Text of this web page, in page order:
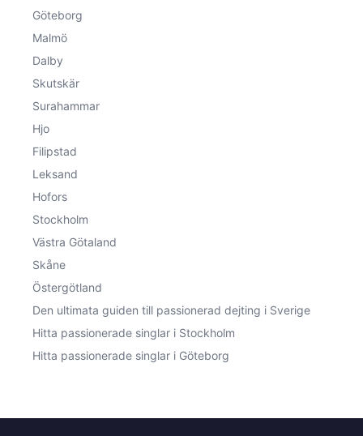
Göteborg
Malmö
Dalby
Skutskär
Surahammar
Hjo
Filipstad
Leksand
Hofors
Stockholm
Västra Götaland
Skåne
Östergötland
Den ultimata guiden till passionerad dejting i Sverige
Hitta passionerade singlar i Stockholm
Hitta passionerade singlar i Göteborg